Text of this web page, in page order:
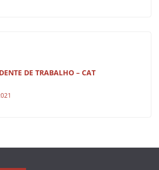
DE TRABALHO – CAT